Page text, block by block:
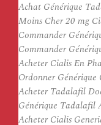
Achat Générique
Moins Cher 20 mg
Commander
Commander
Acheter Cialis En
Ordonner
Acheter Tadalafil
Générique Tadalafil
Acheter Cialis